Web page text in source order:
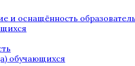
и оснащённость
обучающихся